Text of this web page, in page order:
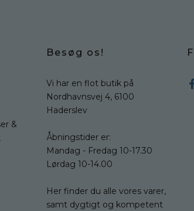
&
Besøg os!
Vi har en flot butik på
Nordhavnsvej 4, 6100
Haderslev
Åbningstider er:
Mandag - Fredag 10-17.30
Lørdag 10-14.00
Her finder du alle vores varer,
samt dygtigt og kompetent